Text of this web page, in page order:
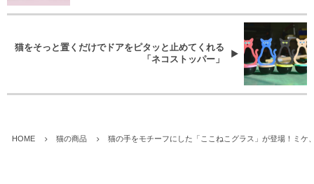
猫をそっと置くだけでドアをピタッと止めてくれる
「ネコストッパー」
HOME 猫の商品 猫の手をモチーフにした「ここねこグラス」が登場！ミケ